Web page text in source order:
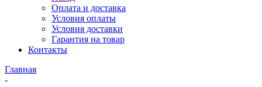
Оплата и доставка
Условия оплаты
Условия доставки
Гарантия на товар
Контакты
Главная
-